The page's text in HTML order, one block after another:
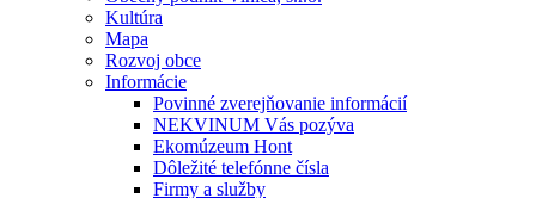
Kultúra
Mapa
Rozvoj obce
Informácie
Povinné zverejňovanie informácií
NEKVINUM Vás pozýva
Ekomúzeum Hont
Dôležité telefónne čísla
Firmy a služby